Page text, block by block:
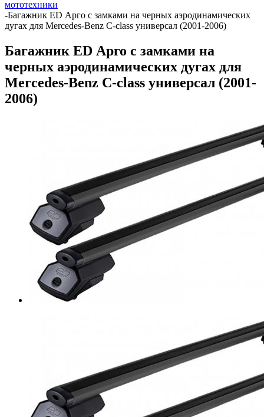
мототехники
-Багажник ED Арго с замками на черных аэродинамических
дугах для Mercedes-Benz C-class универсал (2001-2006)
Багажник ED Арго с замками на
черных аэродинамических дугах для
Mercedes-Benz C-class универсал (2001-
2006)